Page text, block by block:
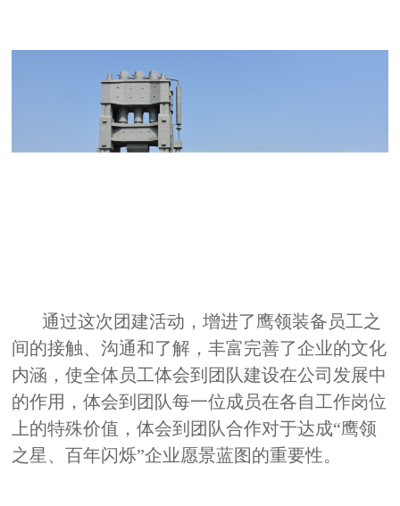
通过这次团建活动，增进了鹰领装备员工之
间的接触、沟通和了解，丰富完善了企业的文化
内涵，使全体员工体会到团队建设在公司发展中
的作用，体会到团队每一位成员在各自工作岗位
上的特殊价值，体会到团队合作对于达成“鹰领
之星、百年闪烁”企业愿景蓝图的重要性。